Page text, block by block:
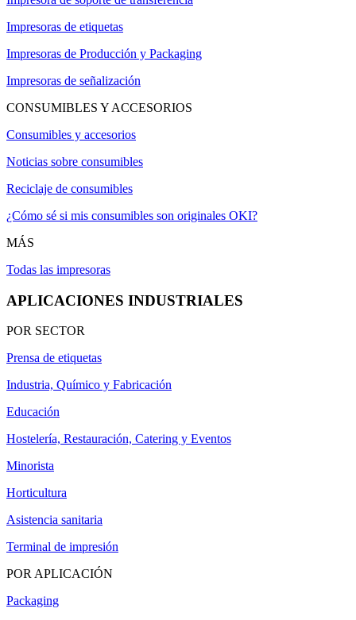
Impresoras de etiquetas
Impresoras de Producción y Packaging
Impresoras de señalización
CONSUMIBLES Y ACCESORIOS
Consumibles y accesorios
Noticias sobre consumibles
Reciclaje de consumibles
¿Cómo sé si mis consumibles son originales OKI?
MÁS
Todas las impresoras
APLICACIONES INDUSTRIALES
POR SECTOR
Prensa de etiquetas
Industria, Químico y Fabricación
Educación
Hostelería, Restauración, Catering y Eventos
Minorista
Horticultura
Asistencia sanitaria
Terminal de impresión
POR APLICACIÓN
Packaging